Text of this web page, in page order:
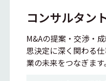
コンサルタン
M&Aの提案・交渉・
思決定に深く関わる
業の未来をつなぎます。